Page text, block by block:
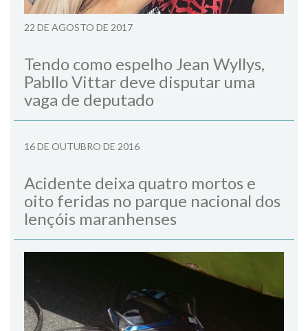
22 DE AGOSTO DE 2017
Tendo como espelho Jean Wyllys,
Pabllo Vittar deve disputar uma
vaga de deputado
16 DE OUTUBRO DE 2016
Acidente deixa quatro mortos e
oito feridas no parque nacional dos
lençóis maranhenses